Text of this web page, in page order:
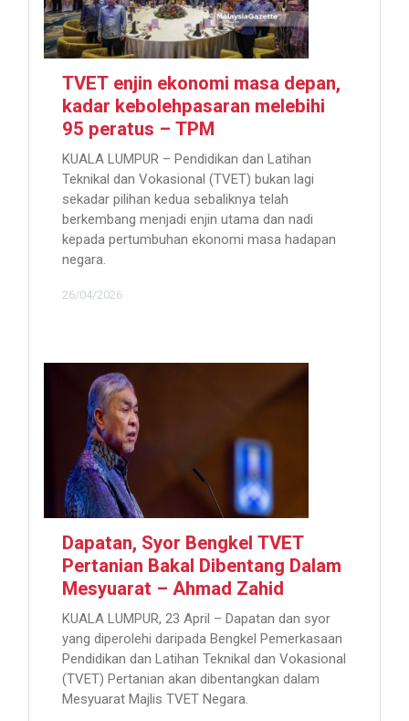
TVET enjin ekonomi masa depan,
kadar kebolehpasaran melebihi
95 peratus – TPM
KUALA LUMPUR – Pendidikan dan Latihan
Teknikal dan Vokasional (TVET) bukan lagi
sekadar pilihan kedua sebaliknya telah
berkembang menjadi enjin utama dan nadi
kepada pertumbuhan ekonomi masa hadapan
negara.
26/04/2026
Dapatan, Syor Bengkel TVET
Pertanian Bakal Dibentang Dalam
Mesyuarat – Ahmad Zahid
KUALA LUMPUR, 23 April – Dapatan dan syor
yang diperolehi daripada Bengkel Pemerkasaan
Pendidikan dan Latihan Teknikal dan Vokasional
(TVET) Pertanian akan dibentangkan dalam
Mesyuarat Majlis TVET Negara.